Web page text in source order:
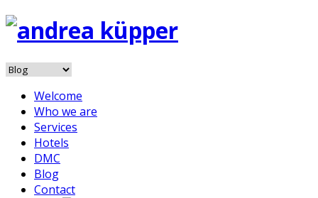
Welcome
Who we are
Services
Hotels
DMC
Blog
Contact